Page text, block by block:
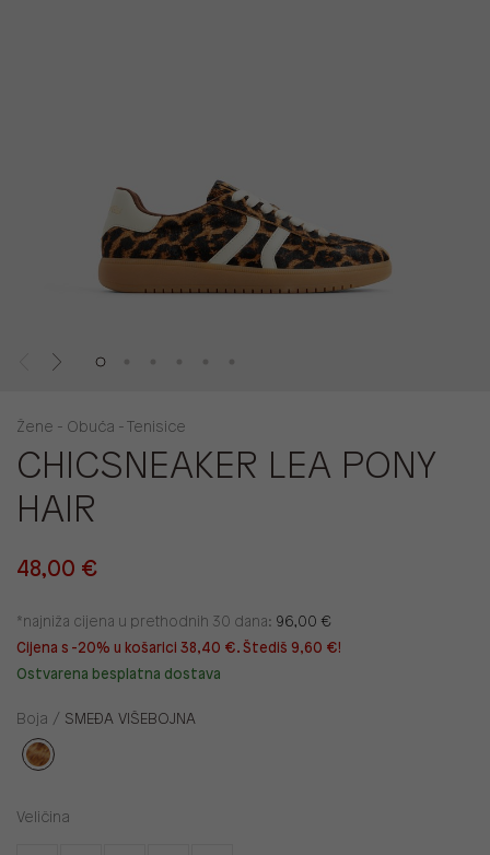
Žene - Obuća - Tenisice
CHICSNEAKER LEA PONY
HAIR
48,00 €
*najniža cijena u prethodnih 30 dana: 96,00 €
Cijena s -20% u košarici 38,40 €. Štediš 9,60 €!
Ostvarena besplatna dostava
Boja / SMEĐA VIŠEBOJNA
Veličina